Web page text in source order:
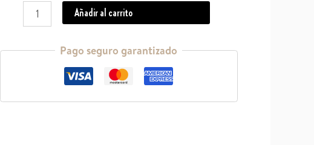
Barbacoa
Añadir al carrito
Pago seguro garantizado